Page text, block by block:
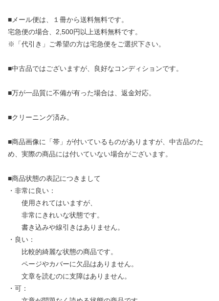
■メール便は、１冊から送料無料です。
宅急便の場合、2,500円以上送料無料です。
※「代引き」ご希望の方は宅急便をご選択下さい。
■中古品ではございますが、良好なコンディションです。
■万が一品質に不備が有った場合は、返金対応。
■クリーニング済み。
■商品画像に「帯」が付いているものがありますが、中古品のた
め、実際の商品には付いていない場合がございます。
■商品状態の表記につきまして
・非常に良い：
使用されてはいますが、
非常にきれいな状態です。
書き込みや線引きはありません。
・良い：
比較的綺麗な状態の商品です。
ページやカバーに欠品はありません。
文章を読むのに支障はありません。
・可：